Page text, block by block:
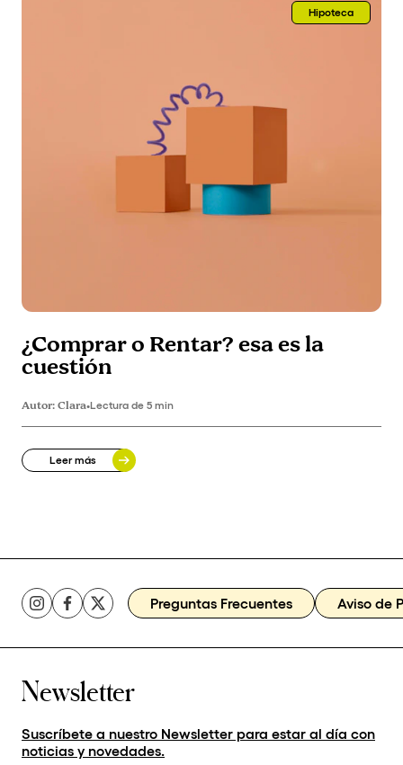
Hipoteca
¿Comprar o Rentar? esa es la
cuestión
Autor:Clara•Lectura de 5 min
Leer más
Preguntas Frecuentes Aviso de
Newsletter
Suscríbete a nuestro Newsletter para estar al día con
noticias y novedades.